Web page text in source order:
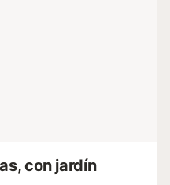
con jardín